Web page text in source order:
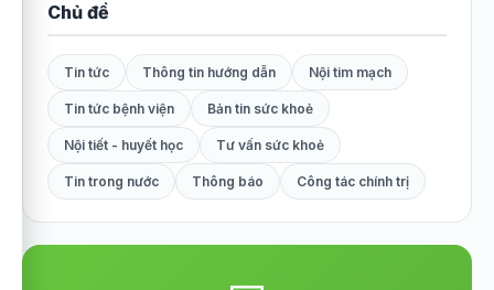
Chủ đề
Tin tức Thông tin hướng dẫn Nội tim mạch
Tin tức bệnh viện Bản tin sức khoẻ
Nội tiết - huyết học Tư vấn sức khoẻ
Tin trong nước Thông báo Công tác chính trị